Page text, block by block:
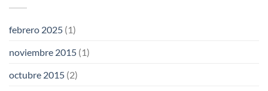
febrero 2025 (1)
noviembre 2015 (1)
octubre 2015 (2)